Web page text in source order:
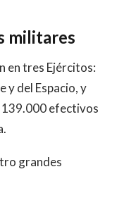
militares
en tres Ejércitos:
y del Espacio, y
139.000 efectivos
grandes